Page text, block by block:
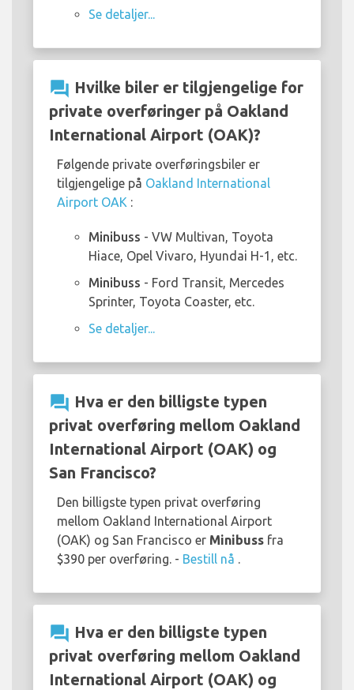
Se detaljer...
question_answer Hvilke biler er tilgjengelige for
private overføringer på Oakland
International Airport (OAK)?
Følgende private overføringsbiler er
tilgjengelige på Oakland International
Airport OAK :
Minibuss - VW Multivan, Toyota
Hiace, Opel Vivaro, Hyundai H-1, etc.
Minibuss - Ford Transit, Mercedes
Sprinter, Toyota Coaster, etc.
Se detaljer...
question_answer Hva er den billigste typen
privat overføring mellom Oakland
International Airport (OAK) og
San Francisco?
Den billigste typen privat overføring
mellom Oakland International Airport
(OAK) og San Francisco er Minibuss fra
$390 per overføring. - Bestill nå .
question_answer Hva er den billigste typen
privat overføring mellom Oakland
International Airport (OAK) og